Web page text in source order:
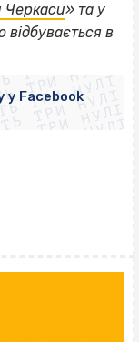
Черкаси» та у
відбувається в
НУЛІ
ТРИ НУЛІ
ТРИ НУЛІ
ТРИ НУЛІ
ТРИ НУЛІ
ТРИ НУЛІ
ТРИ НУЛІ
ТРИ НУЛІ
у Facebook